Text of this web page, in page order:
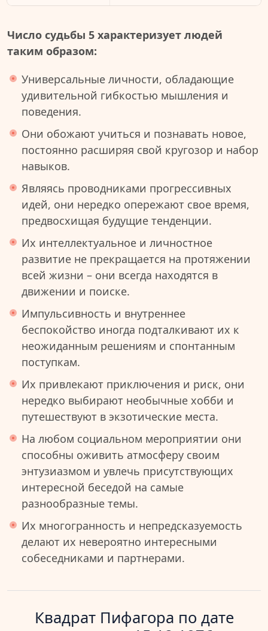
Число судьбы 5 характеризует людей
таким образом:
Универсальные личности, обладающие
удивительной гибкостью мышления и
поведения.
Они обожают учиться и познавать новое,
постоянно расширяя свой кругозор и набор
навыков.
Являясь проводниками прогрессивных
идей, они нередко опережают свое время,
предвосхищая будущие тенденции.
Их интеллектуальное и личностное
развитие не прекращается на протяжении
всей жизни – они всегда находятся в
движении и поиске.
Импульсивность и внутреннее
беспокойство иногда подталкивают их к
неожиданным решениям и спонтанным
поступкам.
Их привлекают приключения и риск, они
нередко выбирают необычные хобби и
путешествуют в экзотические места.
На любом социальном мероприятии они
способны оживить атмосферу своим
энтузиазмом и увлечь присутствующих
интересной беседой на самые
разнообразные темы.
Их многогранность и непредсказуемость
делают их невероятно интересными
собеседниками и партнерами.
Квадрат Пифагора по дате